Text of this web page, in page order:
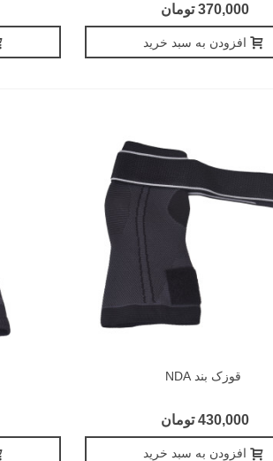
370,000 تومان
افزودن به سبد خرید
قوزک بند NDA
430,000 تومان
افزودن به سبد خرید